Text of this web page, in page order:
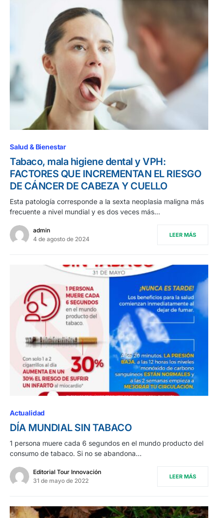
Salud & Bienestar
Tabaco, mala higiene dental y VPH:
FACTORES QUE INCREMENTAN EL RIESGO
DE CÁNCER DE CABEZA Y CUELLO
Esta patología corresponde a la sexta neoplasia maligna más
frecuente a nivel mundial y es dos veces más…
admin
4 de agosto de 2024
LEER MÁS
Actualidad
DÍA MUNDIAL SIN TABACO
1 persona muere cada 6 segundos en el mundo producto del
consumo de tabaco. Si no se abandona…
Editorial Tour Innovación
31 de mayo de 2022
LEER MÁS